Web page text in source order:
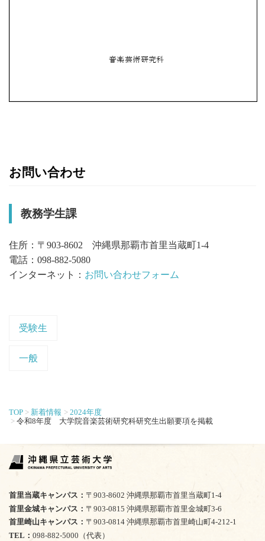
お問い合わせ
教務学生課
住所：〒903-8602 沖縄県那覇市首里当蔵町1-4
電話：098-882-5080
インターネット： お問い合わせフォーム
受験生
一般
TOP 新着情報
2024年度
令和8年度 大学院音楽芸術研究科研究生出願要項を掲載
TEL 098-882-5000（代表）
首里当蔵キャンパス
〒903-8602 沖縄県那覇市首里当蔵町1-4
首里金城キャンパス
〒903-0815 沖縄県那覇市首里金城町3-6
首里崎山キャンパス
〒903-0814 沖縄県那覇市首里崎山町4-212-1